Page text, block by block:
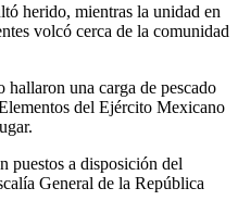
herido, mientras la unidad en
volcó cerca de la comunidad
una carga de pescado
del Ejército Mexicano
puestos a disposición del
General de la República